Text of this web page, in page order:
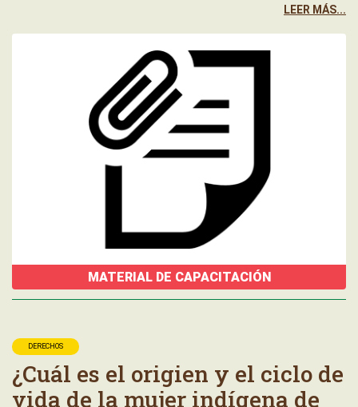
LEER MÁS...
MATERIAL DE CAPACITACIÓN
DERECHOS
¿Cuál es el origien y el ciclo de
vida de la mujer indígena de